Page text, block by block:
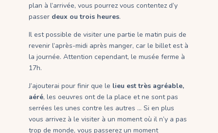
plan à l’arrivée, vous pourrez vous contentez d’y
passer deux ou trois heures.
Il est possible de visiter une partie le matin puis de
revenir l’après-midi après manger, car le billet est à
la journée. Attention cependant, le musée ferme à
17h.
J’ajouterai pour finir que le lieu est très agréable,
aéré, les oeuvres ont de la place et ne sont pas
serrées les unes contre les autres … Si en plus
vous arrivez à le visiter à un moment où il n’y a pas
trop de monde, vous passerez un moment